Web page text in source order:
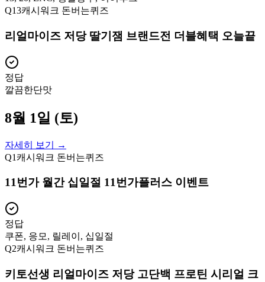
Q13캐시워크 돈버는퀴즈
리얼마이즈 저당 딸기잼 브랜드전 더블혜택 오늘끝
정답
깔끔한단맛
8월 1일 (토)
자세히 보기 →
Q1 캐시워크 돈버는퀴즈
11번가 월간 십일절 11번가플러스 이벤트
정답
쿠폰, 응모, 릴레이, 십일절
Q2캐시워크 돈버는퀴즈
키토선생 리얼마이즈 저당 고단백 프로틴 시리얼 크